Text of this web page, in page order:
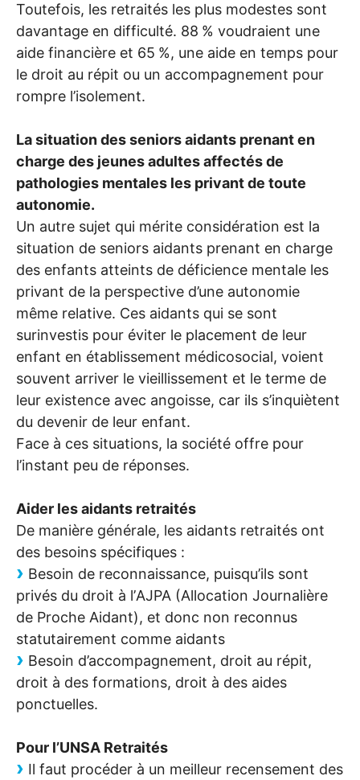
Toutefois, les retraités les plus modestes sont
davantage en difficulté. 88 % voudraient une
aide financière et 65 %, une aide en temps pour
le droit au répit ou un accompagnement pour
rompre l’isolement.
La situation des seniors aidants prenant en
charge des jeunes adultes affectés de
pathologies mentales les privant de toute
autonomie.
Un autre sujet qui mérite considération est la
situation de seniors aidants prenant en charge
des enfants atteints de déficience mentale les
privant de la perspective d’une autonomie
même relative. Ces aidants qui se sont
surinvestis pour éviter le placement de leur
enfant en établissement médicosocial, voient
souvent arriver le vieillissement et le terme de
leur existence avec angoisse, car ils s’inquiètent
du devenir de leur enfant.
Face à ces situations, la société offre pour
l’instant peu de réponses.
Aider les aidants retraités
De manière générale, les aidants retraités ont
des besoins spécifiques :
Besoin de reconnaissance, puisqu’ils sont
privés du droit à l’AJPA (Allocation Journalière
de Proche Aidant), et donc non reconnus
statutairement comme aidants
Besoin d’accompagnement, droit au répit,
droit à des formations, droit à des aides
ponctuelles.
Pour l’UNSA Retraités
Il faut procéder à un meilleur recensement des